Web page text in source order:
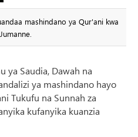
mashindano ya Qur'ani kwa
ya Saudia, Dawah na
ya mashindano hayo
Tukufu na Sunnah za
kufanyika kuanzia